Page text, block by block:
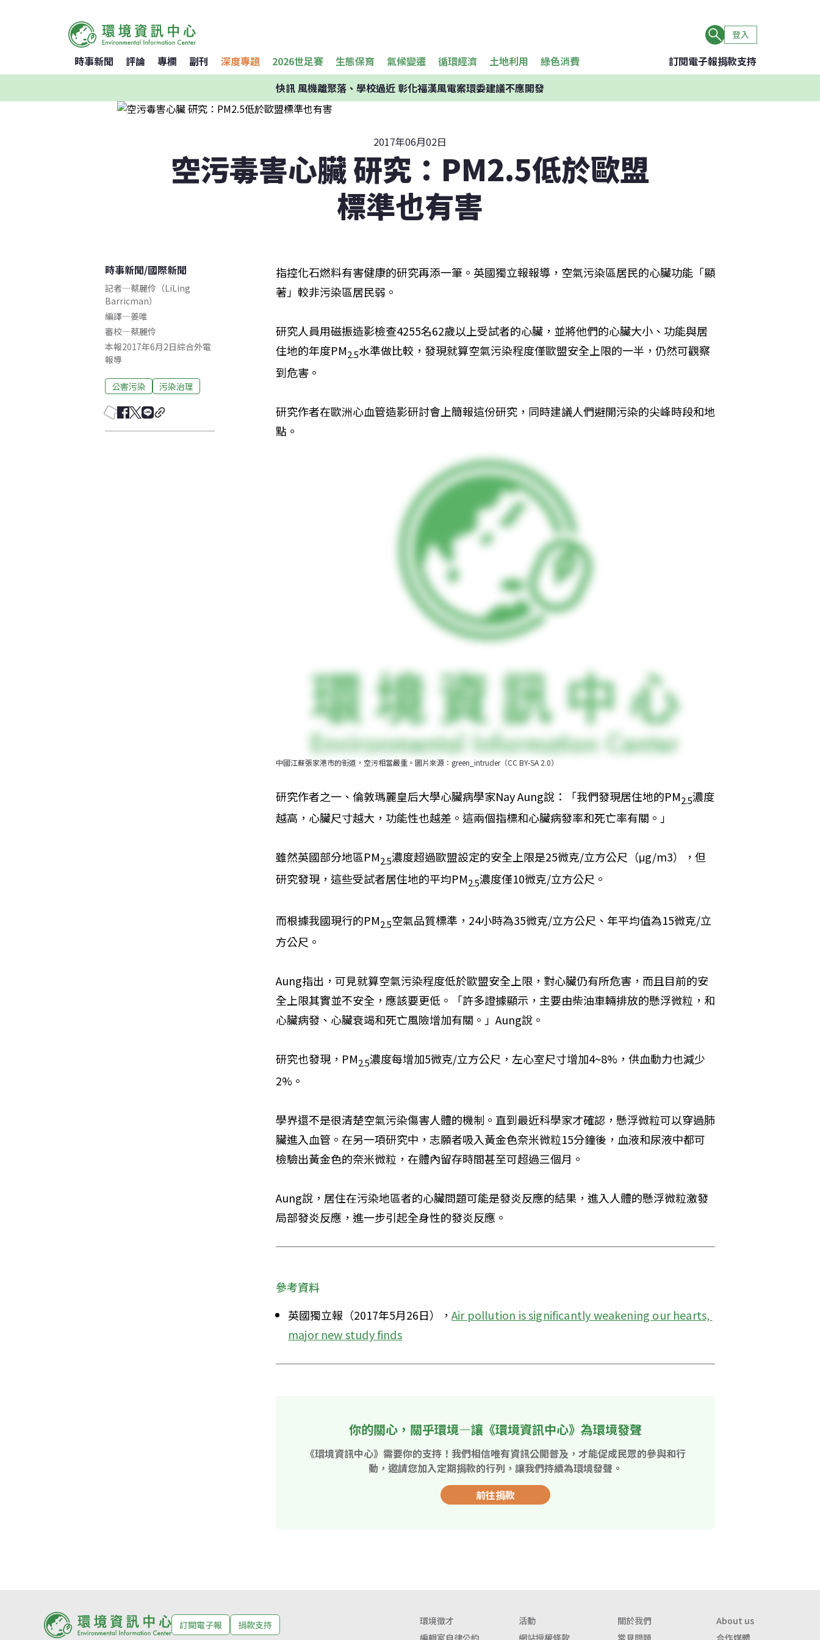
登入
時事新聞 評論 專欄 副刊 深度專題 2026世足賽 生態保育 氣候變遷 循環經濟 土地利用 綠色消費 訂閱電子報捐款支持
快訊風機離聚落、學校過近 彰化福漢風電案環委建議不應開發
2017年06月02日
空污毒害心臟 研究：PM2.5低於歐盟
標準也有害
時事新聞/國際新聞
記者—蔡麗伶（LiLing
Barricman）
編譯—姜唯
審校—蔡麗伶
本報2017年6月2日綜合外電
報導
公害污染 污染治理
指控化石燃料有害健康的研究再添一筆。英國獨立報報導，空氣污染區居民的心臟功能「顯
著」較非污染區居民弱。
研究人員用磁振造影檢查4255名62歲以上受試者的心臟，並將他們的心臟大小、功能與居
住地的年度PM2.5水準做比較，發現就算空氣污染程度僅歐盟安全上限的一半，仍然可觀察
到危害。
研究作者在歐洲心血管造影研討會上簡報這份研究，同時建議人們避開污染的尖峰時段和地
點。
中國江蘇張家港市的街道，空污相當嚴重。圖片來源：green_intruder（CC BY-SA 2.0）
研究作者之一、倫敦瑪麗皇后大學心臟病學家Nay Aung說：「我們發現居住地的PM2.5濃度
越高，心臟尺寸越大，功能性也越差。這兩個指標和心臟病發率和死亡率有關。」
雖然英國部分地區PM2.5濃度超過歐盟設定的安全上限是25微克/立方公尺（μg/m3），但
研究發現，這些受試者居住地的平均PM2.5濃度僅10微克/立方公尺。
而根據我國現行的PM2.5空氣品質標準，24小時為35微克/立方公尺、年平均值為15微克/立
方公尺。
Aung指出，可見就算空氣污染程度低於歐盟安全上限，對心臟仍有所危害，而且目前的安
全上限其實並不安全，應該要更低。「許多證據顯示，主要由柴油車輛排放的懸浮微粒，和
心臟病發、心臟衰竭和死亡風險增加有關。」Aung說。
研究也發現，PM2.5濃度每增加5微克/立方公尺，左心室尺寸增加4~8%，供血動力也減少
2%。
學界還不是很清楚空氣污染傷害人體的機制。直到最近科學家才確認，懸浮微粒可以穿過肺
臟進入血管。在另一項研究中，志願者吸入黃金色奈米微粒15分鐘後，血液和尿液中都可
檢驗出黃金色的奈米微粒，在體內留存時間甚至可超過三個月。
Aung說，居住在污染地區者的心臟問題可能是發炎反應的結果，進入人體的懸浮微粒激發
局部發炎反應，進一步引起全身性的發炎反應。
參考資料
英國獨立報（2017年5月26日）， Air pollution is significantly weakening our hearts,
major new study finds
你的關心，關乎環境—讓《環境資訊中心》為環境發聲
《環境資訊中心》需要你的支持！我們相信唯有資訊公開普及，才能促成民眾的參與和行
動，邀請您加入定期捐款的行列，讓我們持續為環境發聲。
前往捐款
訂閱電子報 捐款支持 環境徵才 活動 關於我們
About us
編輯室自律公約
網站授權條款 常見問題 合作媒體